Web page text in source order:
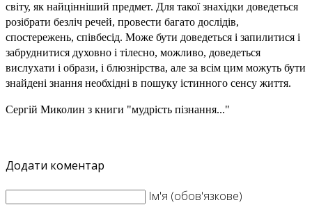
світу, як найцінніший предмет. Для такої знахідки доведеться
розібрати безліч речей, провести багато дослідів,
спостережень, співбесід. Може бути доведеться і запилитися і
забруднитися духовно і тілесно, можливо, доведеться
вислухати і образи, і блюзнірства, але за всім цим можуть бути
знайдені знання необхідні в пошуку істинного сенсу життя.
Сергій Миколин з книги "мудрість пізнання..."
Додати коментар
Ім'я (обов'язкове)